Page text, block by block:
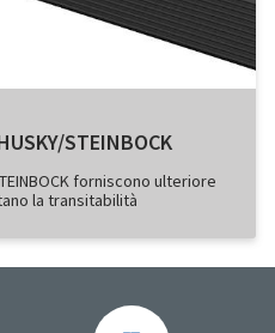
STEINBOCK
forniscono ulteriore
la transitabilità